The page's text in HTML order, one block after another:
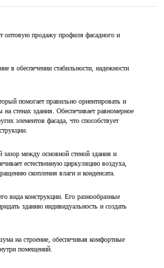
оптовую продажу профиля фасадного и
в обеспечении стабильности, надежности
помогает правильно ориентировать и
стенах здания. Обеспечивает равномерное
элементов фасада, что способствует
между основной стеной здания и
естественную циркуляцию воздуха,
скопления влаги и конденсата.
вида конструкции. Его разнообразные
зданию индивидуальность и создать
на строение, обеспечивая комфортные
помещений.